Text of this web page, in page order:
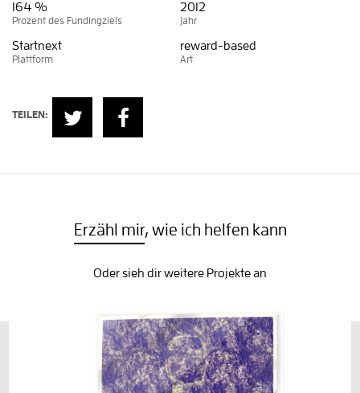
164 %
Prozent des Fundingziels
2012
Jahr
Startnext
Plattform
reward-based
Art
TEILEN:
Erzähl mir, wie ich helfen kann
Oder sieh dir weitere Projekte an